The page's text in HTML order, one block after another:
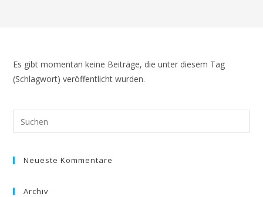
Es gibt momentan keine Beiträge, die unter diesem Tag
(Schlagwort) veröffentlicht wurden.
Neueste Kommentare
Archiv